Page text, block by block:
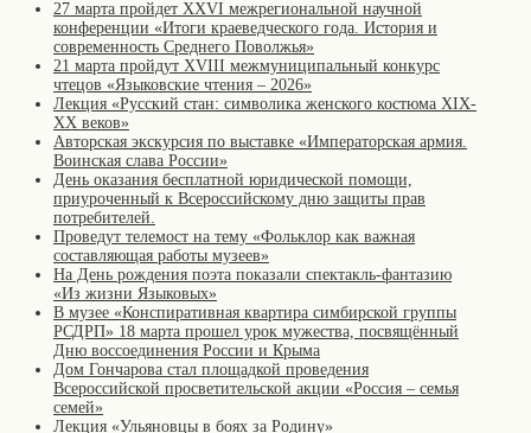
27 марта пройдет XXVI межрегиональной научной
конференции «Итоги краеведческого года. История и
современность Среднего Поволжья»
21 марта пройдут XVIII межмуниципальный конкурс
чтецов «Языковские чтения – 2026»
Лекция «Русский стан: символика женского костюма XIX-
XX веков»
Авторская экскурсия по выставке «Императорская армия.
Воинская слава России»
День оказания бесплатной юридической помощи,
приуроченный к Всероссийскому дню защиты прав
потребителей.
Проведут телемост на тему «Фольклор как важная
составляющая работы музеев»
На День рождения поэта показали спектакль-фантазию
«Из жизни Языковых»
В музее «Конспиративная квартира симбирской группы
РСДРП» 18 марта прошел урок мужества, посвящённый
Дню воссоединения России и Крыма
Дом Гончарова стал площадкой проведения
Всероссийской просветительской акции «Россия – семья
семей»
Лекция «Ульяновцы в боях за Родину»